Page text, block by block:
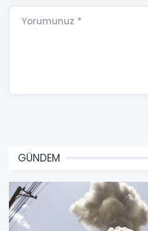
Yorumunuz *
GÜNDEM